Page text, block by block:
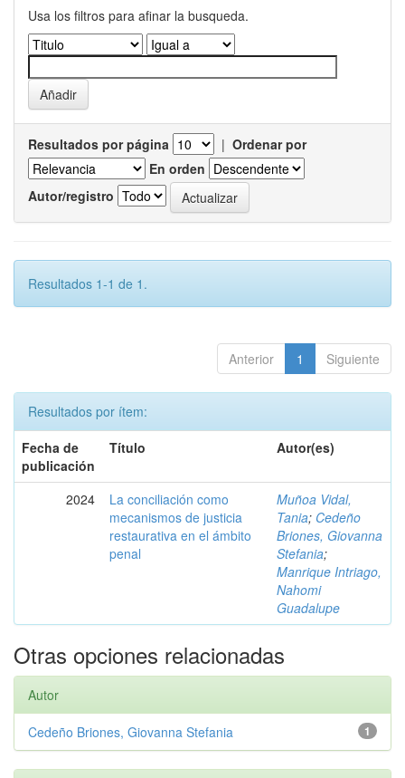
Usa los filtros para afinar la busqueda.
Resultados por página | Ordenar por
En orden
Autor/registro
Resultados 1-1 de 1.
Anterior 1 Siguiente
Resultados por ítem:
Fecha de
publicación
Título Autor(es)
2024
La conciliación como
mecanismos de justicia
restaurativa en el ámbito
penal
Muñoa Vidal,
Tania; Cedeño
Briones, Giovanna
Stefania;
Manrique Intriago,
Nahomi
Guadalupe
Otras opciones relacionadas
Autor
1
Cedeño Briones, Giovanna Stefania